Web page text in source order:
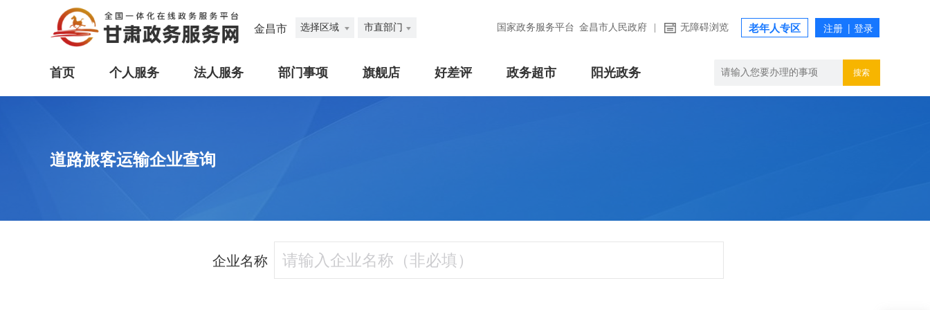
金昌市 选择区域 市直部门 国家政务服务平台 金昌市人民政府 无障碍浏览 老年人专区
首页 个人服务 法人服务 部门事项 旗舰店 好差评 政务超市 阳光政务 搜索
道路旅客运输企业查询
企业名称